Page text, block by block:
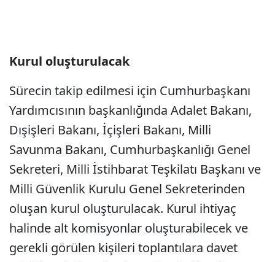
Kurul oluşturulacak
Sürecin takip edilmesi için Cumhurbaşkanı
Yardımcısının başkanlığında Adalet Bakanı,
Dışişleri Bakanı, İçişleri Bakanı, Milli
Savunma Bakanı, Cumhurbaşkanlığı Genel
Sekreteri, Milli İstihbarat Teşkilatı Başkanı ve
Milli Güvenlik Kurulu Genel Sekreterinden
oluşan kurul oluşturulacak. Kurul ihtiyaç
halinde alt komisyonlar oluşturabilecek ve
gerekli görülen kişileri toplantılara davet